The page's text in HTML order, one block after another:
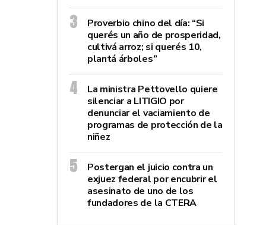
Proverbio chino del día: “Si
querés un año de prosperidad,
cultivá arroz; si querés 10,
plantá árboles”
La ministra Pettovello quiere
silenciar a LITIGIO por
denunciar el vaciamiento de
programas de protección de la
niñez
Postergan el juicio contra un
exjuez federal por encubrir el
asesinato de uno de los
fundadores de la CTERA